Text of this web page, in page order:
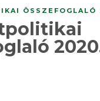
ÖSSZEFOGLALÓ